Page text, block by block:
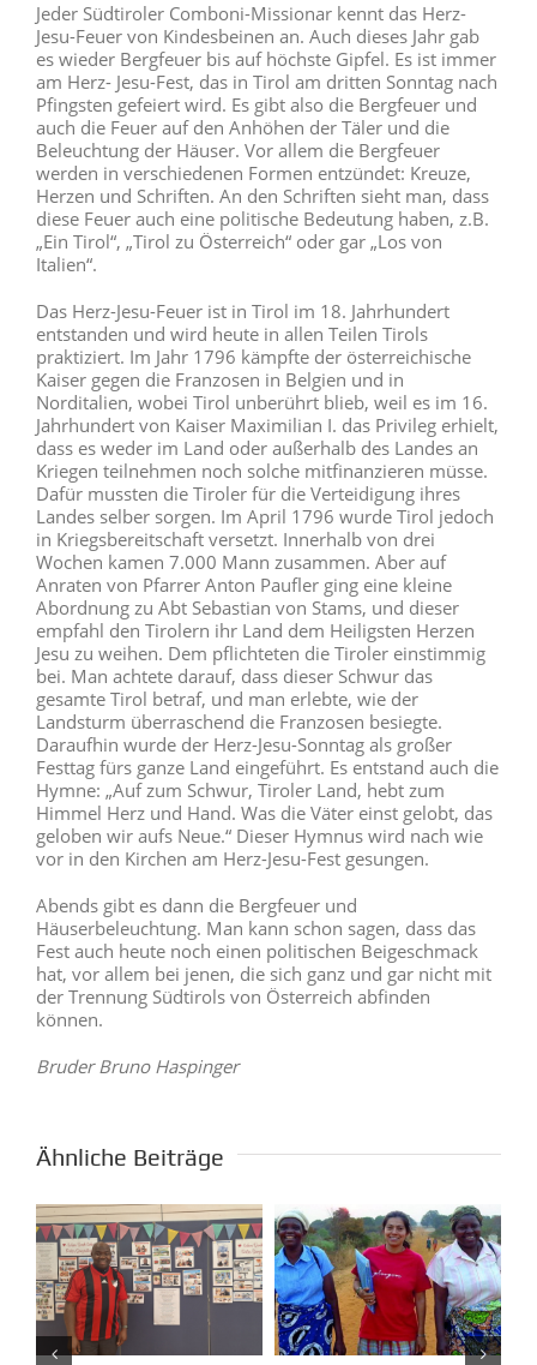
Jeder Südtiroler Comboni-Missionar kennt das Herz-
Jesu-Feuer von Kindesbeinen an. Auch dieses Jahr gab
es wieder Bergfeuer bis auf höchste Gipfel. Es ist immer
am Herz- Jesu-Fest, das in Tirol am dritten Sonntag nach
Pfingsten gefeiert wird. Es gibt also die Bergfeuer und
auch die Feuer auf den Anhöhen der Täler und die
Beleuchtung der Häuser. Vor allem die Bergfeuer
werden in verschiedenen Formen entzündet: Kreuze,
Herzen und Schriften. An den Schriften sieht man, dass
diese Feuer auch eine politische Bedeutung haben, z.B.
„Ein Tirol“, „Tirol zu Österreich“ oder gar „Los von
Italien“.
Das Herz-Jesu-Feuer ist in Tirol im 18. Jahrhundert
entstanden und wird heute in allen Teilen Tirols
praktiziert. Im Jahr 1796 kämpfte der österreichische
Kaiser gegen die Franzosen in Belgien und in
Norditalien, wobei Tirol unberührt blieb, weil es im 16.
Jahrhundert von Kaiser Maximilian I. das Privileg erhielt,
dass es weder im Land oder außerhalb des Landes an
Kriegen teilnehmen noch solche mitfinanzieren müsse.
Dafür mussten die Tiroler für die Verteidigung ihres
Landes selber sorgen. Im April 1796 wurde Tirol jedoch
in Kriegsbereitschaft versetzt. Innerhalb von drei
Wochen kamen 7.000 Mann zusammen. Aber auf
Anraten von Pfarrer Anton Paufler ging eine kleine
Abordnung zu Abt Sebastian von Stams, und dieser
empfahl den Tirolern ihr Land dem Heiligsten Herzen
Jesu zu weihen. Dem pflichteten die Tiroler einstimmig
bei. Man achtete darauf, dass dieser Schwur das
gesamte Tirol betraf, und man erlebte, wie der
Landsturm überraschend die Franzosen besiegte.
Daraufhin wurde der Herz-Jesu-Sonntag als großer
Festtag fürs ganze Land eingeführt. Es entstand auch die
Hymne: „Auf zum Schwur, Tiroler Land, hebt zum
Himmel Herz und Hand. Was die Väter einst gelobt, das
geloben wir aufs Neue.“ Dieser Hymnus wird nach wie
vor in den Kirchen am Herz-Jesu-Fest gesungen.
Abends gibt es dann die Bergfeuer und
Häuserbeleuchtung. Man kann schon sagen, dass das
Fest auch heute noch einen politischen Beigeschmack
hat, vor allem bei jenen, die sich ganz und gar nicht mit
der Trennung Südtirols von Österreich abfinden
können.
Bruder Bruno Haspinger
Ähnliche Beiträge